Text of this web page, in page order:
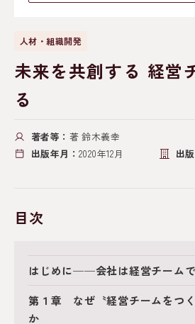
人材・組織開発
未来を共創する 経営
る
著者等： 著 鈴木義幸
出版年月： 2020年12月 出
目次
はじめに──会社は経営チーム
第１章 なぜ〝経営チームをつ
か